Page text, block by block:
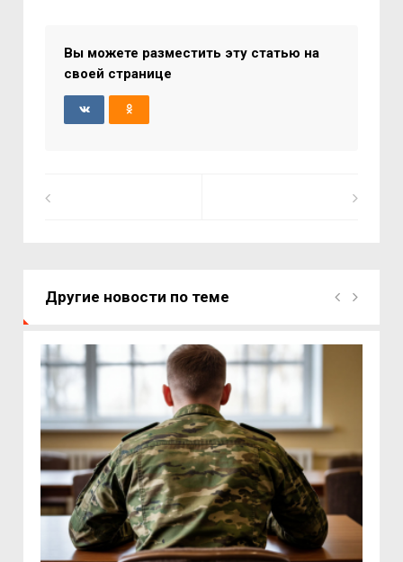
Вы можете разместить эту статью на
своей странице
Другие новости по теме